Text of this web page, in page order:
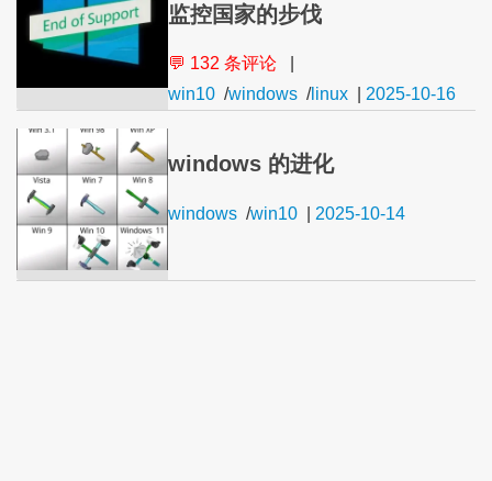
监控国家的步伐
💬 132 条评论
win10 /windows /linux 2025-10-16
windows 的进化
windows /win10 2025-10-14